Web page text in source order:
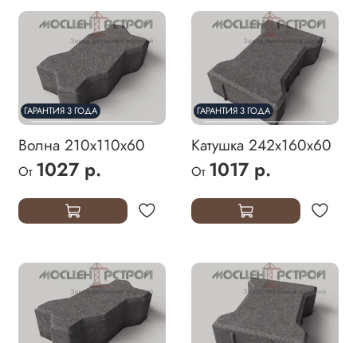
ГАРАНТИЯ 3 ГОДА
Волна 210х110х60
От 1027 р.
ГАРАНТИЯ 3 ГОДА
Катушка 242х160х60
От 1017 р.